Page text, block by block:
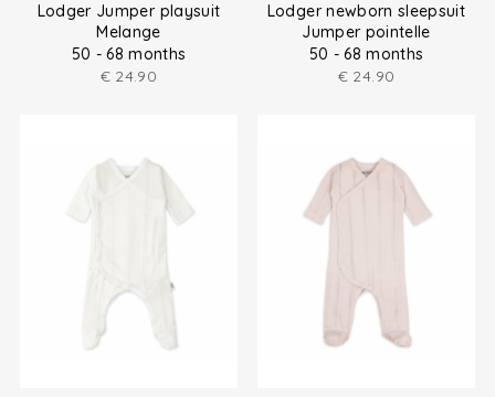
Lodger Jumper playsuit
Melange
50 - 68 months
€ 24.90
Lodger newborn sleepsuit
Jumper pointelle
50 - 68 months
€ 24.90